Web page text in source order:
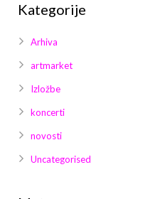
Kategorije
Arhiva
artmarket
Izložbe
koncerti
novosti
Uncategorised